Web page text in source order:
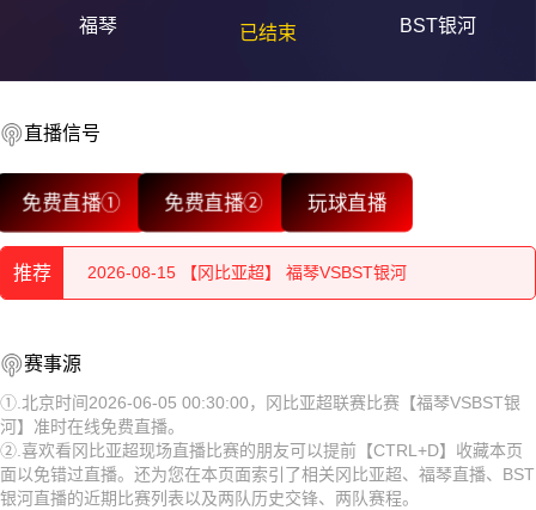
福琴 已结束 BST银河
直播信号
免费直播① 免费直播② 玩球直播
推荐
2026-08-15 【冈比亚超】 福琴VSBST银河
2026-08-15 【冈比亚超】 福琴VSBST银河
2026-08-15 【冈比亚超】 福琴VSBST银河
2026-08-15 【冈比亚超】 福琴VSBST银河
2026-08-15 【冈比亚超】 福琴VSBST银河
2026-08-15 【冈比亚超】 福琴VSBST银河
2026-08-15 【冈比亚超】 福琴VSBST银河
赛事源
①.北京时间2026-06-05 00:30:00，冈比亚超联赛比赛【福琴VSBST银
河】准时在线免费直播。
②.喜欢看冈比亚超现场直播比赛的朋友可以提前【CTRL+D】收藏本页
面以免错过直播。还为您在本页面索引了相关冈比亚超、福琴直播、BST
银河直播的近期比赛列表以及两队历史交锋、两队赛程。